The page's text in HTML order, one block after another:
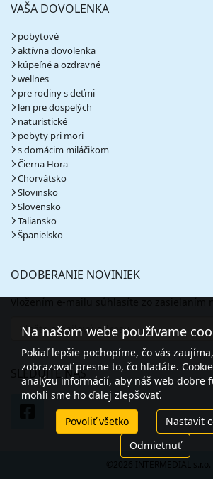
VAŠA DOVOLENKA
pobytové
aktívna dovolenka
kúpeľné a ozdravné
wellnes
pre rodiny s deťmi
len pre dospelých
naturistické
pobyty pri mori
s domácim miláčikom
Čierna Hora
Chorvátsko
Slovinsko
Slovensko
Taliansko
Španielsko
ODOBERANIE NOVINIEK
SLEDUJTE NÁS
©2026 INTERMEDIAL s.r.o.
Na našom webe používame
Pokiaľ lepšie pochopíme, čo vás
zobrazovať presne to, čo hľadáte.
analýzu informácií, aby náš web dobre
mohli sme ho ďalej zlepšovať.
Povoliť všetko
Nastavit
Odmietnuť